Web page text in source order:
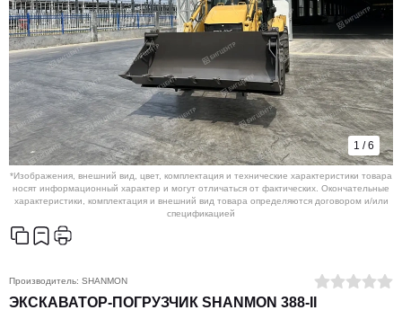
1 /6
*Изображения, внешний вид, цвет, комплектация и технические характеристики товара
носят информационный характер и могут отличаться от фактических. Окончательные
характеристики, комплектация и внешний вид товара определяются договором и/или
спецификацией
Производитель: SHANMON
ЭКСКАВАТОР-ПОГРУЗЧИК SHANMON 388-II